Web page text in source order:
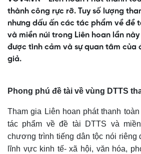
thành công rực rỡ. Tuy số lượng
nhưng dấu ấn các tác phẩm về đề
và miền núi trong Liên hoan lần
được tình cảm và sự quan tâm của
giả.
Phong phú đề tài về vùng DTTS
Tham gia Liên hoan phát thanh
tác phẩm về đề tài DTTS và
chương trình tiếng dân tộc nói riêng
lĩnh vực kinh tế- xã hội, văn hóa,